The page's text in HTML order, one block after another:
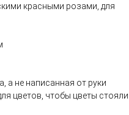
красными розами, для
а не написанная от руки
цветов, чтобы цветы стояли